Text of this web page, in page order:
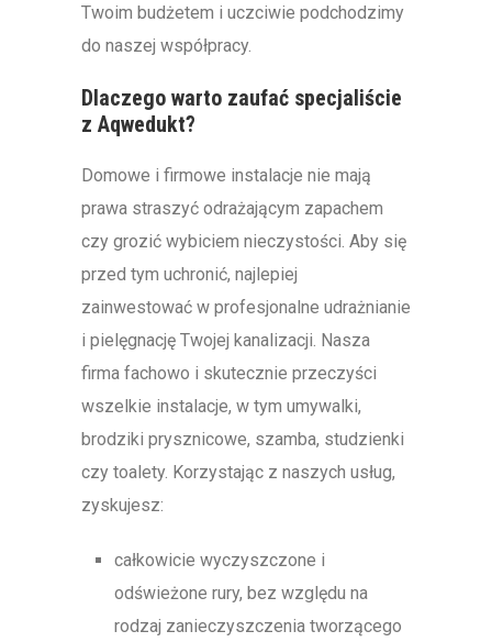
Twoim budżetem i uczciwie podchodzimy
do naszej współpracy.
Dlaczego warto zaufać specjaliście
z Aqwedukt?
Domowe i firmowe instalacje nie mają
prawa straszyć odrażającym zapachem
czy grozić wybiciem nieczystości. Aby się
przed tym uchronić, najlepiej
zainwestować w profesjonalne udrażnianie
i pielęgnację Twojej kanalizacji. Nasza
firma fachowo i skutecznie przeczyści
wszelkie instalacje, w tym umywalki,
brodziki prysznicowe, szamba, studzienki
czy toalety. Korzystając z naszych usług,
zyskujesz:
całkowicie wyczyszczone i
odświeżone rury, bez względu na
rodzaj zanieczyszczenia tworzącego